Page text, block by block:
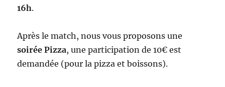
16h.
Après le match, nous vous proposons une
soirée Pizza, une participation de 10€ est
demandée (pour la pizza et boissons).